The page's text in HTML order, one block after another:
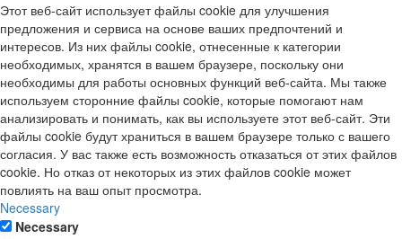
Этот веб-сайт использует файлы cookie для улучшения
предложения и сервиса на основе ваших предпочтений и
интересов. Из них файлы cookie, отнесенные к категории
необходимых, хранятся в вашем браузере, поскольку они
необходимы для работы основных функций веб-сайта. Мы также
используем сторонние файлы cookie, которые помогают нам
анализировать и понимать, как вы используете этот веб-сайт. Эти
файлы cookie будут храниться в вашем браузере только с вашего
согласия. У вас также есть возможность отказаться от этих файлов
cookie. Но отказ от некоторых из этих файлов cookie может
повлиять на ваш опыт просмотра.
Necessary
Necessary